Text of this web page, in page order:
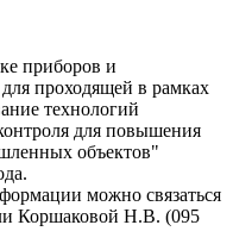
приборов и
проходящей в рамках
технологий
для повышения
объектов"
можно связаться
Коршаковой Н.В. (095